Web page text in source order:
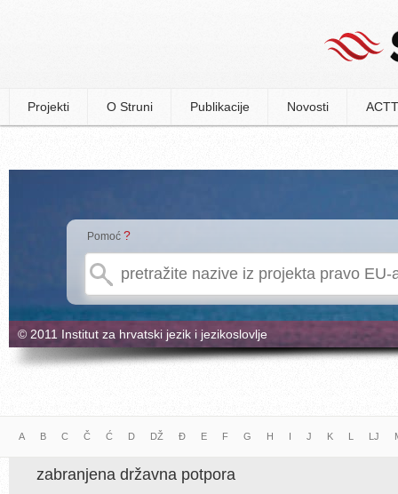
Projekti O Struni Publikacije Novosti
Pomoć ?
© 2011 Institut za hrvatski jezik i jezikoslovlje
A B C Č Ć D DŽ Đ E F G H I J K L LJ
zabranjena državna potpora